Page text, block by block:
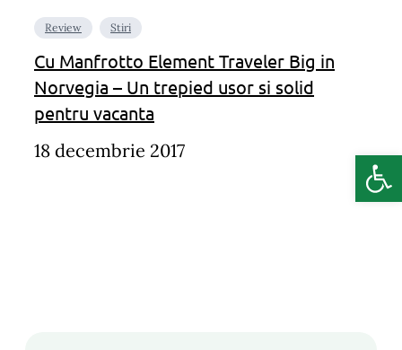
Review Stiri
Cu Manfrotto Element Traveler Big in
Norvegia – Un trepied usor si solid
pentru vacanta
18 decembrie 2017